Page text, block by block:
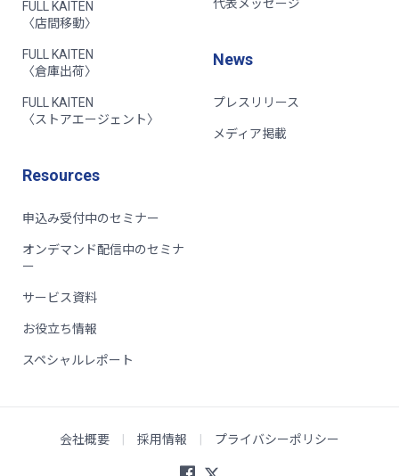
FULL KAITEN
〈店間移動〉
FULL KAITEN
〈倉庫出荷〉
FULL KAITEN
〈ストアエージェント〉
代表メッセージ
News
プレスリリース
メディア掲載
Resources
申込み受付中のセミナー
オンデマンド配信中のセミナ
ー
サービス資料
お役立ち情報
スペシャルレポート
会社概要 採用情報 プライバシーポリシー